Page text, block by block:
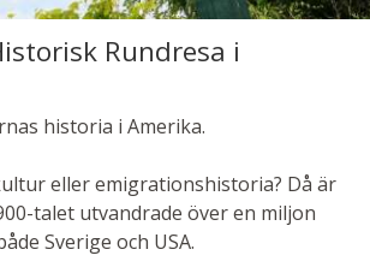
Rundresa i
historia i Amerika.
eller emigrationshistoria? Då är
talet utvandrade över en miljon
Sverige och USA.